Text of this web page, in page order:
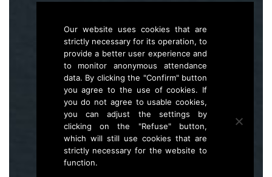
Večna pot 2, SI – 1000 Ljubljana
E life.lynx.eu@gmail.com
Wwww.zgs.si
Sitemap
Our website uses cookies that are
strictly necessary for its operation, to
provide a better user experience and
to monitor anonymous attendance
data. By clicking the "Confirm" button
you agree to the use of cookies. If
you do not agree to usable cookies,
you can adjust the settings by
clicking on the "Refuse" button,
which will still use cookies that are
strictly necessary for the website to
function.